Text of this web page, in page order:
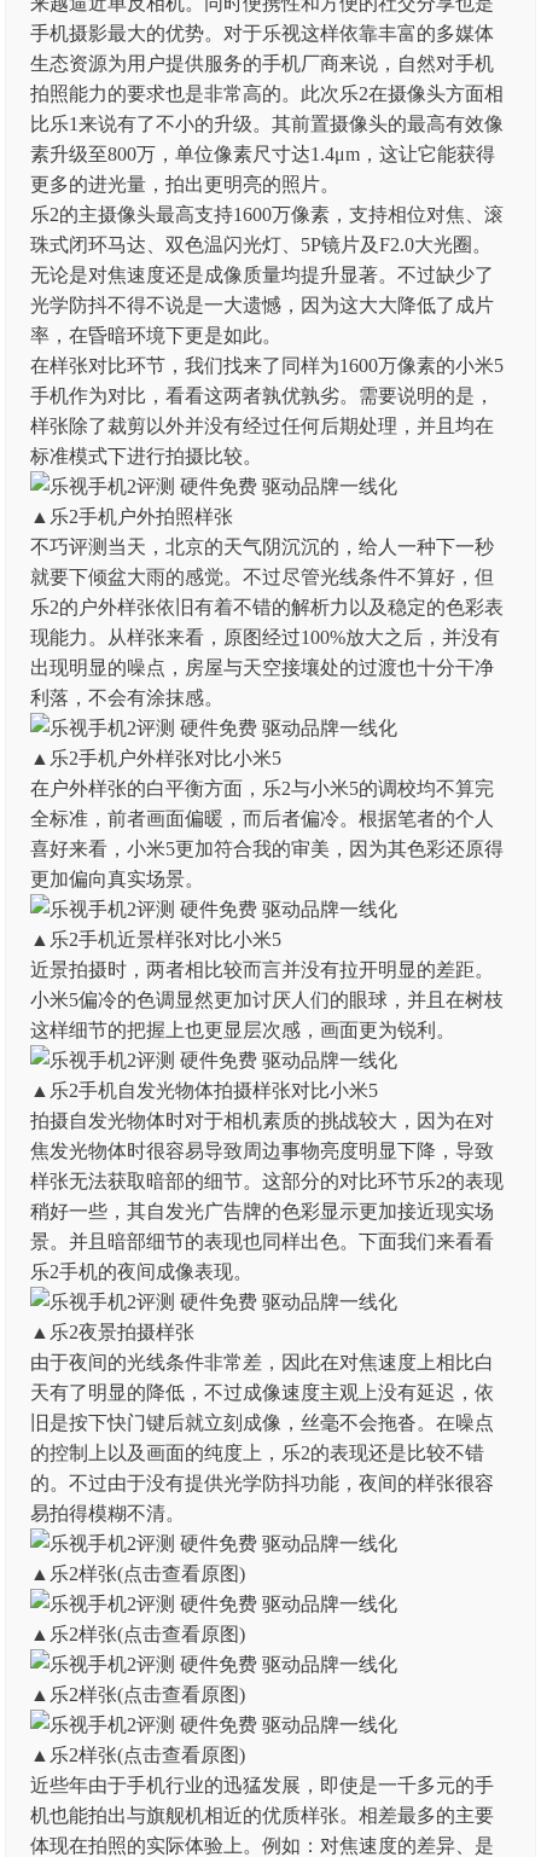
手机摄影最大的优势。对于乐视这样依靠丰富的多媒体
生态资源为用户提供服务的手机厂商来说，自然对手机
拍照能力的要求也是非常高的。此次乐2在摄像头方面相
比乐1来说有了不小的升级。其前置摄像头的最高有效像
素升级至800万，单位像素尺寸达1.4μm，这让它能获得
更多的进光量，拍出更明亮的照片。
乐2的主摄像头最高支持1600万像素，支持相位对焦、滚
珠式闭环马达、双色温闪光灯、5P镜片及F2.0大光圈。
无论是对焦速度还是成像质量均提升显著。不过缺少了
光学防抖不得不说是一大遗憾，因为这大大降低了成片
率，在昏暗环境下更是如此。
在样张对比环节，我们找来了同样为1600万像素的小米5
手机作为对比，看看这两者孰优孰劣。需要说明的是，
样张除了裁剪以外并没有经过任何后期处理，并且均在
标准模式下进行拍摄比较。
▲乐2手机户外拍照样张
不巧评测当天，北京的天气阴沉沉的，给人一种下一秒
就要下倾盆大雨的感觉。不过尽管光线条件不算好，但
乐2的户外样张依旧有着不错的解析力以及稳定的色彩表
现能力。从样张来看，原图经过100%放大之后，并没有
出现明显的噪点，房屋与天空接壤处的过渡也十分干净
利落，不会有涂抹感。
▲乐2手机户外样张对比小米5
在户外样张的白平衡方面，乐2与小米5的调校均不算完
全标准，前者画面偏暖，而后者偏冷。根据笔者的个人
喜好来看，小米5更加符合我的审美，因为其色彩还原得
更加偏向真实场景。
▲乐2手机近景样张对比小米5
近景拍摄时，两者相比较而言并没有拉开明显的差距。
小米5偏冷的色调显然更加讨厌人们的眼球，并且在树枝
这样细节的把握上也更显层次感，画面更为锐利。
▲乐2手机自发光物体拍摄样张对比小米5
拍摄自发光物体时对于相机素质的挑战较大，因为在对
焦发光物体时很容易导致周边事物亮度明显下降，导致
样张无法获取暗部的细节。这部分的对比环节乐2的表现
稍好一些，其自发光广告牌的色彩显示更加接近现实场
景。并且暗部细节的表现也同样出色。下面我们来看看
乐2手机的夜间成像表现。
▲乐2夜景拍摄样张
由于夜间的光线条件非常差，因此在对焦速度上相比白
天有了明显的降低，不过成像速度主观上没有延迟，依
旧是按下快门键后就立刻成像，丝毫不会拖沓。在噪点
的控制上以及画面的纯度上，乐2的表现还是比较不错
的。不过由于没有提供光学防抖功能，夜间的样张很容
易拍得模糊不清。
▲乐2样张(点击查看原图)
▲乐2样张(点击查看原图)
▲乐2样张(点击查看原图)
▲乐2样张(点击查看原图)
近些年由于手机行业的迅猛发展，即使是一千多元的手
机也能拍出与旗舰机相近的优质样张。相差最多的主要
体现在拍照的实际体验上。例如：对焦速度的差异、是